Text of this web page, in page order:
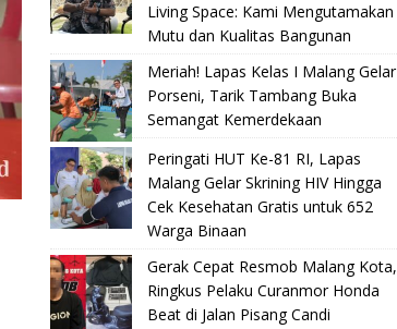
Living Space: Kami Mengutamakan
Mutu dan Kualitas Bangunan
Meriah! Lapas Kelas I Malang Gelar
Porseni, Tarik Tambang Buka
Semangat Kemerdekaan
Peringati HUT Ke-81 RI, Lapas
Malang Gelar Skrining HIV Hingga
Cek Kesehatan Gratis untuk 652
Warga Binaan
Gerak Cepat Resmob Malang Kota,
Ringkus Pelaku Curanmor Honda
Beat di Jalan Pisang Candi